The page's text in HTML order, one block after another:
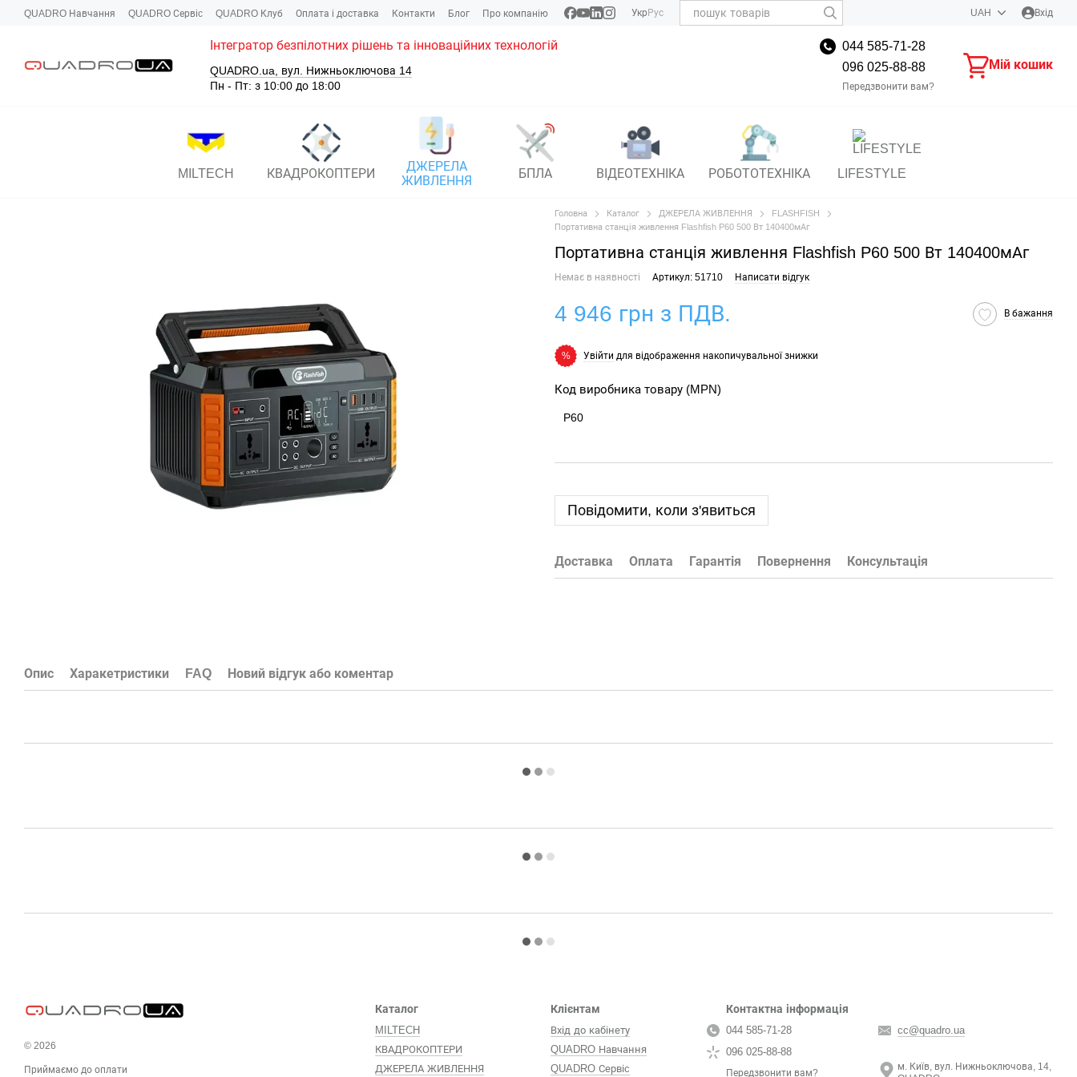
Перейти до основного контенту
QUADRO Навчання QUADRO Сервіc QUADRO Клуб Оплата і доставка Контакти Блог Про компанію Укр Рус UAH Вхід
Інтегратор безпілотних рішень та інноваційних технологій
QUADRO.ua, вул. Нижньоключова 14
Пн - Пт: з 10:00 до 18:00
044 585-71-28
096 025-88-88
Передзвонити вам?
Мій кошик
MILTECH КВАДРОКОПТЕРИ
ДЖЕРЕЛА
ЖИВЛЕННЯ
БПЛА ВІДЕОТЕХНІКА РОБОТОТЕХНІКА LIFESTYLE
Головна Каталог ДЖЕРЕЛА ЖИВЛЕННЯ
FLASHFISH
Портативна станція живлення Flashfish P60 500 Вт 140400мАг
Портативна станція живлення Flashfish P60 500 Вт 140400мАг
Немає в наявності Артикул: 51710 Написати відгук
4 946 грн з ПДВ. В бажання
% Увійти для відображення накопичувальної знижки
Код виробника товару (MPN)
P60
Повідомити, коли з'явиться
Доставка Оплата Гарантія Повернення Консультація
Опис Харакетристики FAQ Новий відгук або коментар
© 2026
Приймаємо до оплати
Каталог
MILTECH
КВАДРОКОПТЕРИ
ДЖЕРЕЛА ЖИВЛЕННЯ
Клієнтам
Вхід до кабінету
QUADRO Навчання
QUADRO Сервіc
Контактна інформація
044 585-71-28
096 025-88-88
Передзвонити вам?
cc@quadro.ua
м. Київ, вул. Нижньоключова, 14,